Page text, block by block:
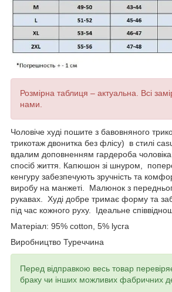
Розмірна таблиця – актуальна. Всі
нами.
Чоловіче худі пошите з бавовняного
трикотаж двонитка без флісу) в стилі
вдалим доповненням гардероба
спосіб життя. Капюшон зі шнуром,
кенгуру забезпечують зручність та
виробу на манжеті. Малюнок з
рукавах. Худі добре тримає форму та
під час кожного руху. Ідеальне
Матеріал: 95% cotton, 5% lycra
Виробництво Туреччина
Перед відправкою весь товар
браку чи інших можливих фабричних